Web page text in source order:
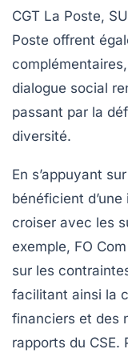
CGT La Poste,
Poste offrent
dialogue social
passant par la
diversité.
En s’appuyant
bénéficient
croiser avec les
exemple, FO
sur les
facilitant ainsi la
financiers et des
rapports du CSE.